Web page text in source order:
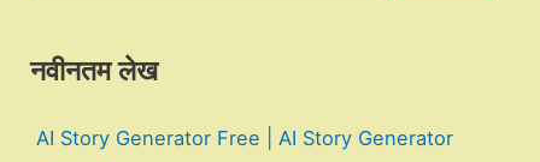
नवीनतम लेख
AI Story Generator Free | AI Story Generator